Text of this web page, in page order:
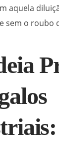
aquela
sem o roubo